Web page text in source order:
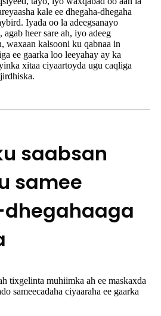
kale ee dhegaha-dhegaha
Iyada oo la adeegsanayo
heer sare ah, iyo adeeg
waxaan kalsooni ku qabnaa in
ee gaarka loo leeyahay ay ka
xitaa ciyaartoyda ugu caqliga
saabsan
samee
tixgelinta muhiimka ah ee maskaxda
sameecadaha ciyaaraha ee gaarka